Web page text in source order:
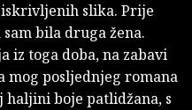
slika. Prije
bila druga žena.
iz toga doba, na zabavi
mog posljednjeg romana
boje patlidžana, s